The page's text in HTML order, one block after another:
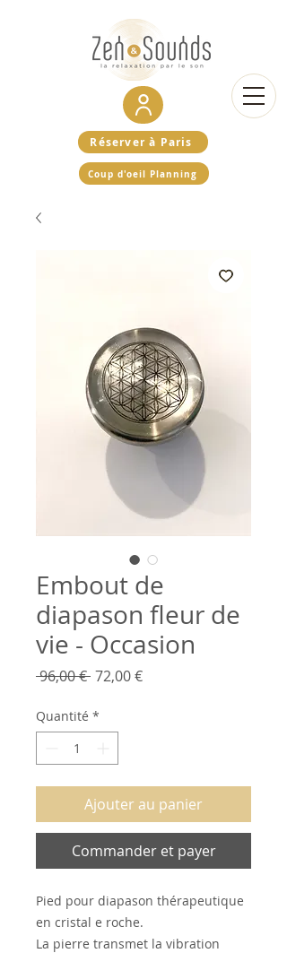
Réserver à Paris
Coup d'oeil Planning
Embout de
diapason fleur de
vie - Occasion
96,00 € Prix
72,00 €Prix
Quantité *
Ajouter au panier
Commander et payer
Pied pour diapason thérapeutique
en cristal e roche.
La pierre transmet la vibration